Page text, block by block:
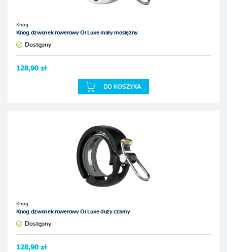
Knog
Knog dzwonek rowerowy Oi Luxe mały mosiężny
Dostępny
128,90 zł
DO KOSZYKA
Knog
Knog dzwonek rowerowy Oi Luxe duży czarny
Dostępny
128,90 zł